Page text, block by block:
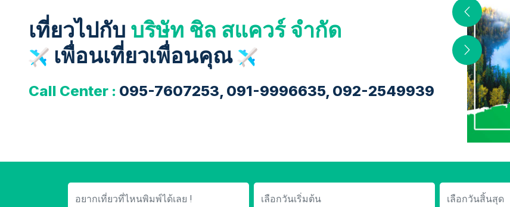
เที่ยวไปกับ บริษัท ชิล สแควร์ จำกัด
เพื่อนเที่ยวเพื่อนคุณ
Call Center : 095-7607253, 091-9996635, 092-2549939